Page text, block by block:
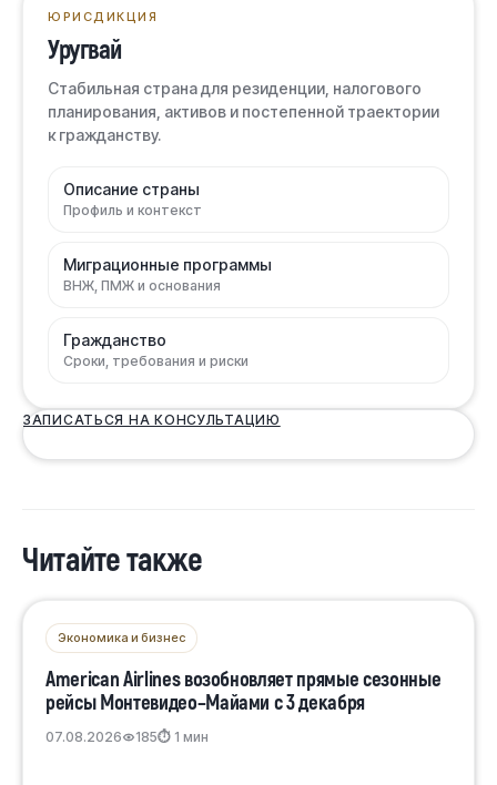
ЮРИСДИКЦИЯ
Уругвай
Стабильная страна для резиденции, налогового
планирования, активов и постепенной траектории
к гражданству.
Описание страны
Профиль и контекст
Миграционные программы
ВНЖ, ПМЖ и основания
Гражданство
Сроки, требования и риски
ЗАПИСАТЬСЯ НА КОНСУЛЬТАЦИЮ
Читайте также
Экономика и бизнес
American Airlines возобновляет прямые сезонные
рейсы Монтевидео–Майами с 3 декабря
07.08.2026 185⏱ 1 мин